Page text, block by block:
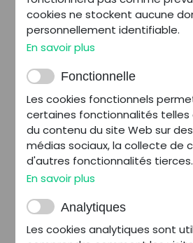
de quartier à
vendre,
secteur
métropole
Nord (59)
Qualité de vie
et d'exercice
Officine située
au cœur de
la métropole
lilloise
Nord (59)
Pharmacie à
le
Dunkerquois
cookies ne stockent aucune
personnellement identifiable.
En savoir plus
Fonctionnelle
Les cookies fonctionnels
certaines fonctionnalités
du contenu du site Web sur
médias sociaux, la collecte de
d'autres fonctionnalités tierces.
En savoir plus
Analytiques
Les cookies analytiques sont